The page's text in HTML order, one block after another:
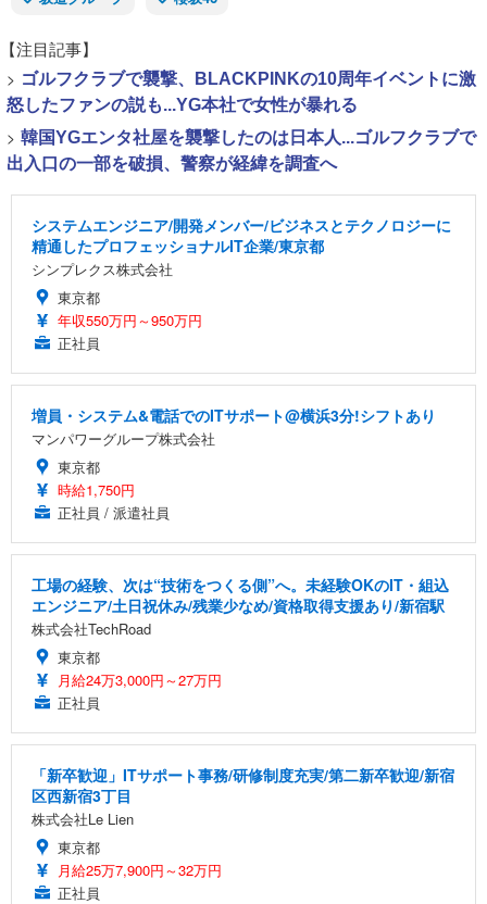
【注目記事】
> ゴルフクラブで襲撃、BLACKPINKの10周年イベントに激
怒したファンの説も...YG本社で女性が暴れる
> 韓国YGエンタ社屋を襲撃したのは日本人...ゴルフクラブで
出入口の一部を破損、警察が経緯を調査へ
システムエンジニア/開発メンバー/ビジネスとテクノロジーに
精通したプロフェッショナルIT企業/東京都
シンプレクス株式会社
東京都
年収550万円～950万円
正社員
増員・システム&電話でのITサポート@横浜3分!シフトあり
マンパワーグループ株式会社
東京都
時給1,750円
正社員 / 派遣社員
工場の経験、次は“技術をつくる側”へ。未経験OKのIT・組込
エンジニア/土日祝休み/残業少なめ/資格取得支援あり/新宿駅
株式会社TechRoad
東京都
月給24万3,000円～27万円
正社員
「新卒歓迎」ITサポート事務/研修制度充実/第二新卒歓迎/新宿
区西新宿3丁目
株式会社Le Lien
東京都
月給25万7,900円～32万円
正社員